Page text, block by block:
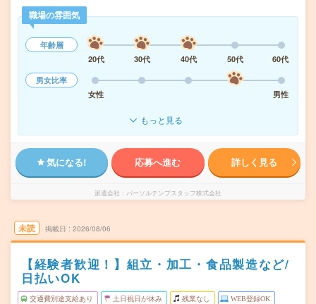
職場の雰囲気
年齢層
20代
30代 40代 50代
60代
男女比率
女性
男性
もっと見る
気になる! 応募へ進む 詳しく見る
派遣会社 パーソルテンプスタッフ株式会社
未読 掲載日 2026/08/06
【経験者歓迎！】組立・加工・食品製造など/
日払いOK
交通費別途支給あり 土日祝日が休み 残業なし WEB登録OK